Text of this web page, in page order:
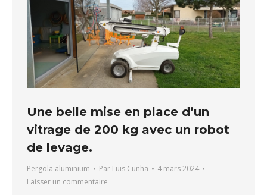
Une belle mise en place d’un
vitrage de 200 kg avec un robot
de levage.
Pergola aluminium Par Luis Cunha
4 mars 2024
Laisser un commentaire